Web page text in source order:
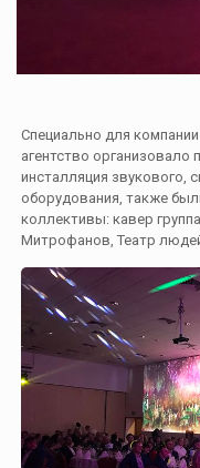
Специально для
агентство
инсталляция звукового,
оборудования, также
коллективы: кавер
Митрофанов, Театр